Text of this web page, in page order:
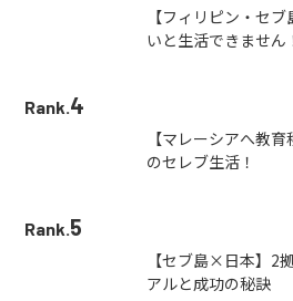
【フィリピン・セ
いと生活できませ
Rank.4
【マレーシアへ教
のセレブ生活！
Rank.5
【セブ島×日本】2
アルと成功の秘訣